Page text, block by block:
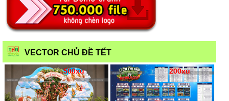
VECTOR CHỦ ĐỀ TẾT
500xu 200xu